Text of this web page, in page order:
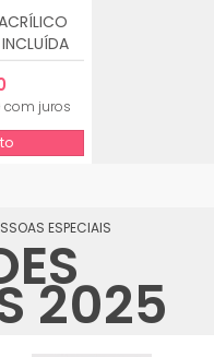
com juros
ESPECIAIS
2025